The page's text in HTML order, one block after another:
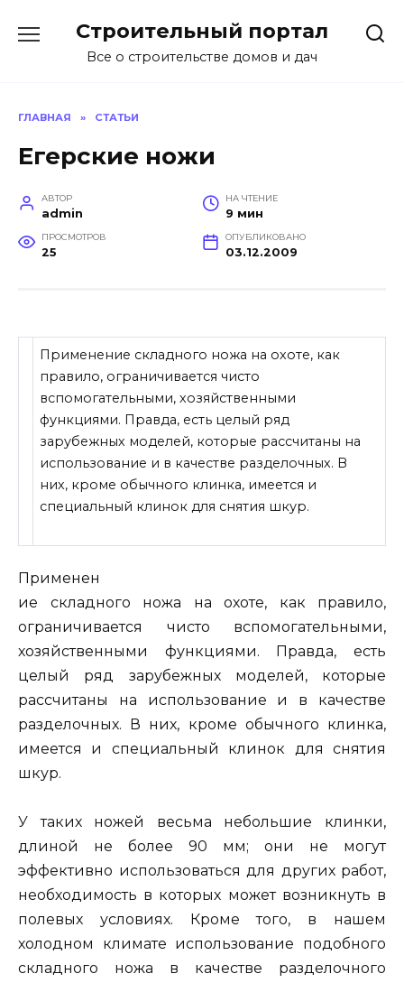
содержанию
Строительный портал
Все о строительстве домов и дач
ГЛАВНАЯ » СТАТЬИ
Егерские ножи
АВТОР
admin
НА ЧТЕНИЕ
9 мин
ПРОСМОТРОВ
25
ОПУБЛИКОВАНО
03.12.2009
Применение складного ножа на охоте, как
правило, ограничивается чисто
вспомогательными, хозяйственными
функциями. Правда, есть целый ряд
зарубежных моделей, которые рассчитаны на
использование и в качестве разделочных. В
них, кроме обычного клинка, имеется и
специальный клинок для снятия шкур.
Применен
ие складного ножа на охоте, как правило,
ограничивается чисто вспомогательными,
хозяйственными функциями. Правда, есть
целый ряд зарубежных моделей, которые
рассчитаны на использование и в качестве
разделочных. В них, кроме обычного клинка,
имеется и специальный клинок для снятия
шкур.
У таких ножей весьма небольшие клинки,
длиной не более 90 мм; они не могут
эффективно использоваться для других работ,
необходимость в которых может возникнуть в
полевых условиях. Кроме того, в нашем
холодном климате использование подобного
складного ножа в качестве разделочного